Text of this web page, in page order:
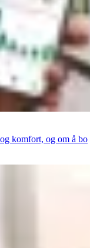
komfort, og om å bo